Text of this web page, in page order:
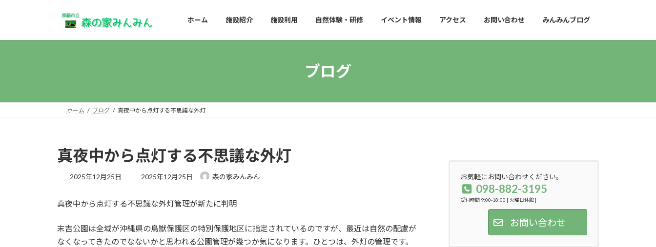
ン
ー
ホーム 施設紹介 施設利用 自然体験・研修 イベント情報 アクセス お問い合わせ みんみんブログ
ブログ
ホーム ブログ 真夜中から点灯する不思議な外灯
真夜中から点灯する不思議な外灯
2025年12月25日
最
新
時
:
2025年12月25日 森の家みんみん
真夜中から点灯する不思議な外灯管理が新たに判明
末吉公園は全域が沖縄県の鳥獣保護区の特別保護地区に指定されているのですが、最近は自然の配慮が
なくなってきたのでなないかと思われる公園管理が幾つか気になります。ひとつは、外灯の管理です。
お気軽にお問い合わせください。
098-882-3195
受付時間 9:00-18:00 [ 火曜日休館 ]
お問い合わせ